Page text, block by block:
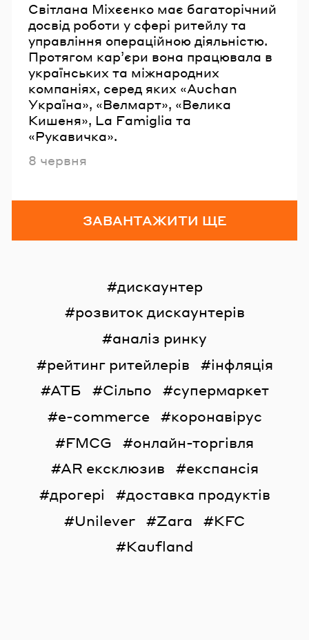
Світлана Міхєєнко має багаторічний
досвід роботи у сфері ритейлу та
управління операційною діяльністю.
Протягом кар’єри вона працювала в
українських та міжнародних
компаніях, серед яких «Auchan
Україна», «Велмарт», «Велика
Кишеня», La Famiglia та
«Рукавичка».
Опубліковано
8 червня
ЗАВАНТАЖИТИ ЩЕ
дискаунтер
розвиток дискаунтерів
аналіз ринку
рейтинг ритейлерів
інфляція
АТБ
Сільпо
супермаркет
e-commerce
коронавірус
FMCG
онлайн-торгівля
AR ексклюзив
експансія
дрогері
доставка продуктів
Unilever
Zara
KFC
Kaufland